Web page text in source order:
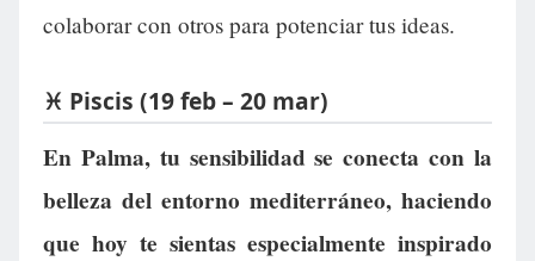
colaborar con otros para potenciar tus ideas.
♓ Piscis (19 feb – 20 mar)
En Palma, tu sensibilidad se conecta con la
belleza del entorno mediterráneo, haciendo
que hoy te sientas especialmente inspirado